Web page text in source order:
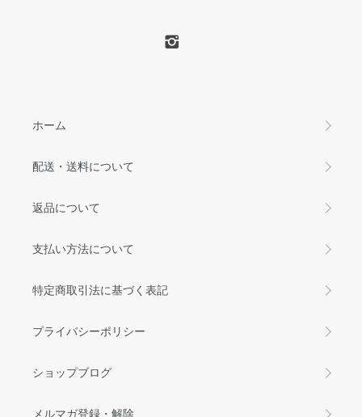
ホーム
配送・送料について
返品について
支払い方法について
特定商取引法に基づく表記
プライバシーポリシー
ショップブログ
メルマガ登録・解除